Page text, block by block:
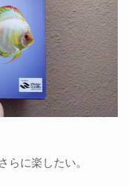
らに楽したい。